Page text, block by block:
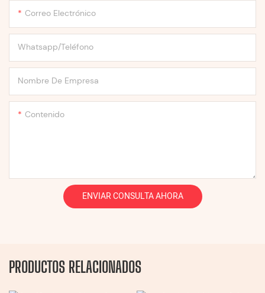
Correo Electrónico
Whatsapp/Teléfono
Nombre De Empresa
Contenido
ENVIAR CONSULTA AHORA
PRODUCTOS RELACIONADOS